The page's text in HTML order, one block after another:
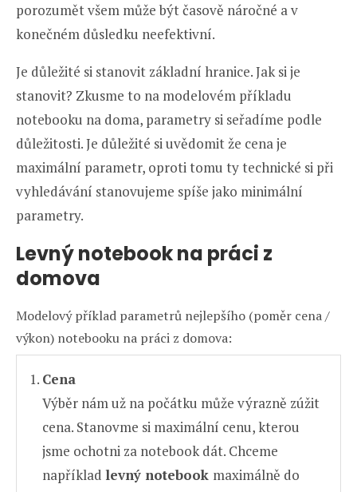
porozumět všem může být časově náročné a v
konečném důsledku neefektivní.
Je důležité si stanovit základní hranice. Jak si je
stanovit? Zkusme to na modelovém příkladu
notebooku na doma, parametry si seřadíme podle
důležitosti. Je důležité si uvědomit že cena je
maximální parametr, oproti tomu ty technické si při
vyhledávání stanovujeme spíše jako minimální
parametry.
Levný notebook na práci z
domova
Modelový příklad parametrů nejlepšího (poměr cena /
výkon) notebooku na práci z domova:
Cena
Výběr nám už na počátku může výrazně zúžit
cena. Stanovme si maximální cenu, kterou
jsme ochotni za notebook dát. Chceme
například levný notebook maximálně do